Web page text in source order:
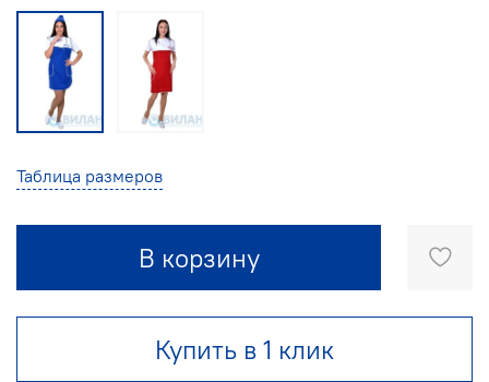
Таблица размеров
В корзину
Купить в 1 клик